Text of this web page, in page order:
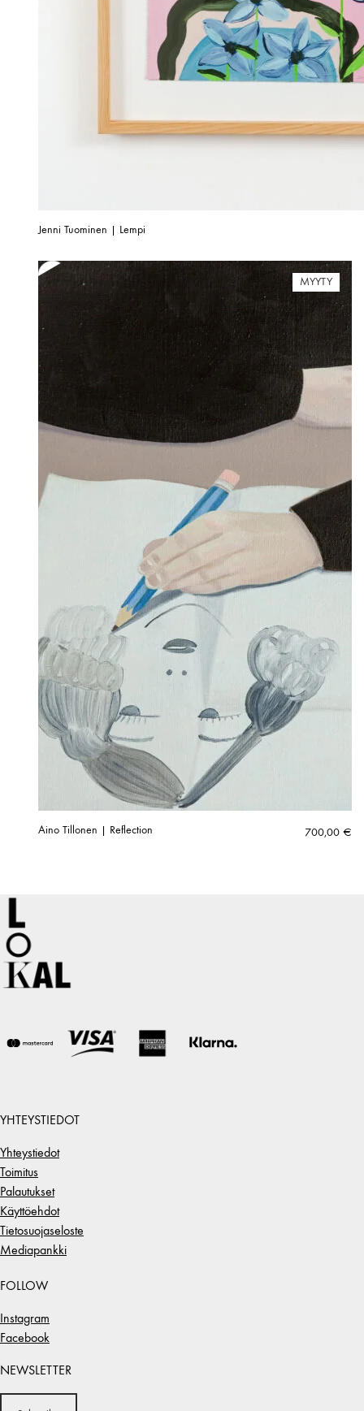
Jenni Tuominen | Lempi
MYYTY
Aino Tillonen | Reflection 700,00 €
YHTEYSTIEDOT
Yhteystiedot
Toimitus
Palautukset
Käyttöehdot
Tietosuojaseloste
Mediapankki
FOLLOW
Instagram
Facebook
NEWSLETTER